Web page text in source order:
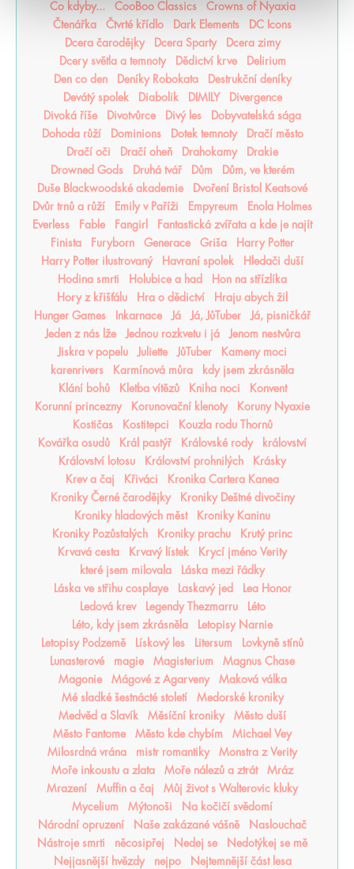
Co kdyby...
CooBoo Classics
Crowns of Nyaxia
Čtenářka
Čtvrté křídlo Dark Elements
DC Icons
Dcera čarodějky
Dcera Sparty
Dcera zimy
Dcery světla a temnoty
Dědictví krve
Delirium
Den co den
Deníky Robokata
Destrukční deníky
Devátý spolek
Diabolik DIMILY
Divergence
Divoká říše
Divotvůrce Divý les
Dobyvatelská sága
Dohoda růží
Dominions Dotek temnoty
Dračí město
Dračí oči
Dračí oheň Drahokamy
Drakie
Drowned Gods
Druhá tvář Dům
Dům, ve kterém
Duše Blackwoodské akademie
Dvoření Bristol Keatsové
Dvůr trnů a růží
Emily v Paříži Empyreum
Enola Holmes
Everless
Fable Fangirl
Fantastická zvířata a kde je najít
Finista
Furyborn Generace Griša
Harry Potter
Harry Potter ilustrovaný
Havraní spolek
Hledači duší
Hodina smrti
Holubice a had
Hon na střízlíka
Hory z křišťálu
Hra o dědictví
Hraju abych žil
Hunger Games
Inkarnace Já Já, JůTuber
Já, pisničkář
Jeden z nás lže
Jednou rozkvetu i já
Jenom nestvůra
Jiskra v popelu
Juliette JůTuber
Kameny moci
karenrivers
Karmínová můra
kdy jsem zkrásněla
Klání bohů
Kletba vítězů Kniha noci
Konvent
Korunní princezny
Korunovační klenoty
Koruny Nyaxie
Kostičas
Kostitepci
Kouzla rodu Thornů
Kovářka osudů
Král pastýř Královské rody
království
Království lotosu
Království prohnilých
Krásky
Krev a čaj
Křiváci
Kronika Cartera Kanea
Kroniky Černé čarodějky
Kroniky Deštné divočiny
Kroniky hladových měst
Kroniky Kaninu
Kroniky Pozůstalých
Kroniky prachu
Krutý princ
Krvavá cesta
Krvavý lístek
Krycí jméno Verity
které jsem milovala
Láska mezi řádky
Láska ve střihu cosplaye
Laskavý jed
Lea Honor
Ledová krev
Legendy Thezmarru
Léto
Léto, kdy jsem zkrásněla
Letopisy Narnie
Letopisy Podzemě
Lískový les Litersum
Lovkyně stínů
Lunasterové
magie Magisterium
Magnus Chase
Magonie
Mágové z Agarveny
Maková válka
Mé sladké šestnácté století
Medorské kroniky
Medvěd a Slavík
Měsíční kroniky
Město duší
Město Fantome
Město kde chybím
Michael Vey
Milosrdná vrána
mistr romantiky
Monstra z Verity
Moře inkoustu a zlata
Moře nálezů a ztrát
Mráz
Mrazení
Muffin a čaj
Můj život s Walterovic kluky
Mycelium
Mýtonoši
Na kočičí svědomí
Národní opruzení
Naše zakázané vášně
Naslouchač
Nástroje smrti
něcosipřej Nedej se
Nedotýkej se mě
Nejjasnější hvězdy
nejpo Nejtemnější část lesa